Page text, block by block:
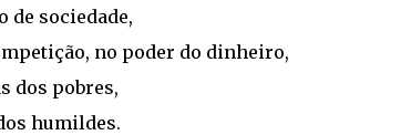
de sociedade,
no poder do dinheiro,
dos pobres,
humildes.